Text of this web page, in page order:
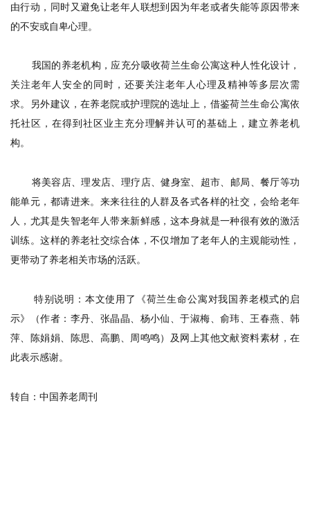
由行动，同时又避免让老年人联想到因为年老或者失能等原因带来
的不安或自卑心理。
我国的养老机构，应充分吸收荷兰生命公寓这种人性化设计，
关注老年人安全的同时，还要关注老年人心理及精神等多层次需
求。另外建议，在养老院或护理院的选址上，借鉴荷兰生命公寓依
托社区，在得到社区业主充分理解并认可的基础上，建立养老机
构。
将美容店、理发店、理疗店、健身室、超市、邮局、餐厅等功
能单元，都请进来。来来往往的人群及各式各样的社交，会给老年
人，尤其是失智老年人带来新鲜感，这本身就是一种很有效的激活
训练。这样的养老社交综合体，不仅增加了老年人的主观能动性，
更带动了养老相关市场的活跃。
特别说明：本文使用了《荷兰生命公寓对我国养老模式的启
示》（作者： 李丹、张晶晶、杨小仙、于淑梅、俞玮、王春燕、韩
萍、陈娟娟、陈思、高鹏、周鸣鸣）及网上其他文献资料素材，在
此表示感谢。
转自：中国养老周刊